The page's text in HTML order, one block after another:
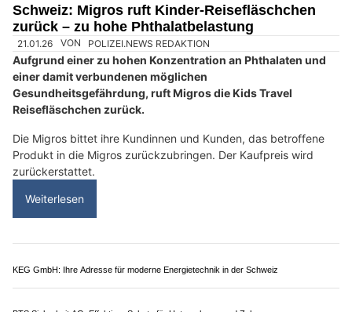
Schweiz: Migros ruft Kinder-Reisefläschchen
zurück – zu hohe Phthalatbelastung
Aufgrund einer zu hohen Konzentration an Phthalaten und
Gesundheitsgefährdung, ruft Migros die Kids Travel
Reisefläschchen zurück.